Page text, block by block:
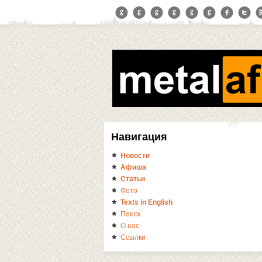
Навигация
Новости
Афиша
Статьи
Фото
Texts in English
Поиск
О нас
Ссылки